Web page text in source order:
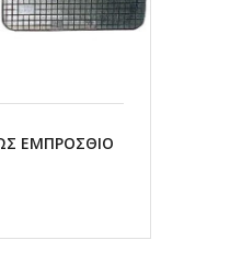
ΕΜΠΡΟΣΘΙΟ